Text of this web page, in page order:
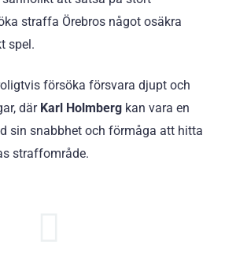
straffa Örebros något osäkra
spel.
försöka försvara djupt och
där Karl Holmberg kan vara en
sin snabbhet och förmåga att hitta
straffområde.